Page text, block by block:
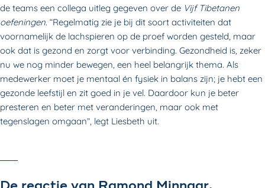
de teams een collega uitleg gegeven over de Vijf Tibetanen
oefeningen. “Regelmatig zie je bij dit soort activiteiten dat
voornamelijk de lachspieren op de proef worden gesteld, maar
ook dat is gezond en zorgt voor verbinding. Gezondheid is, zeker
nu we nog minder bewegen, een heel belangrijk thema. Als
medewerker moet je mentaal én fysiek in balans zijn; je hebt een
gezonde leefstijl en zit goed in je vel. Daardoor kun je beter
presteren en beter met veranderingen, maar ook met
tegenslagen omgaan”, legt Liesbeth uit.